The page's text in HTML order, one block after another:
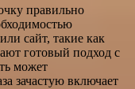
правильно
сайт, такие как
готовый подход с
может
зачастую включает